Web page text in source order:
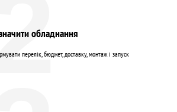
обладнання
перелік, бюджет, доставку, монтаж і запуск